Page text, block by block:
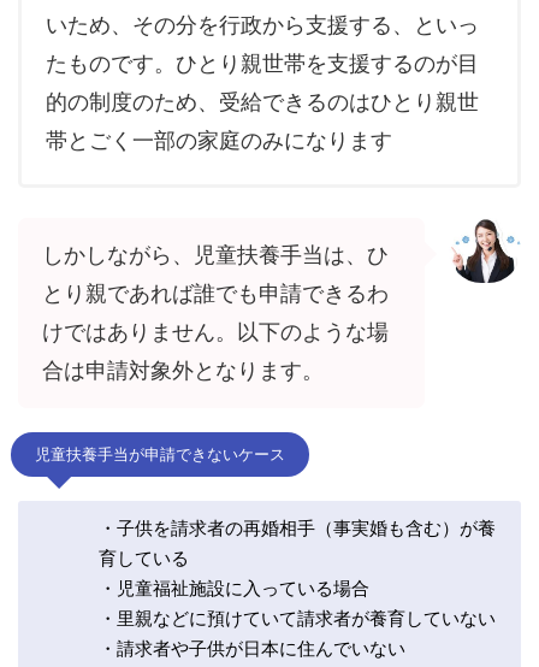
いため、その分を行政から支援する、といっ
たものです。ひとり親世帯を支援するのが目
的の制度のため、受給できるのはひとり親世
帯とごく一部の家庭のみになります
しかしながら、児童扶養手当は、ひ
とり親であれば誰でも申請できるわ
けではありません。以下のような場
合は申請対象外となります。
児童扶養手当が申請できないケース
・子供を請求者の再婚相手（事実婚も含む）が養
育している
・児童福祉施設に入っている場合
・里親などに預けていて請求者が養育していない
・請求者や子供が日本に住んでいない